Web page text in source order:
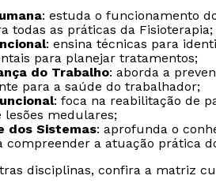
: estuda o funcionamento
todas as práticas da Fisioterapia;
: ensina técnicas para
para planejar tratamentos;
do Trabalho: aborda a
para a saúde do trabalhador;
: foca na reabilitação de
lesões medulares;
dos Sistemas: aprofunda o
compreender a atuação prática
disciplinas, confira a matriz